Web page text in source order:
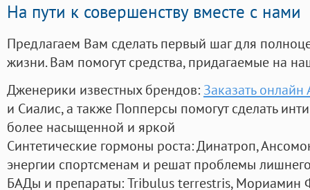
На пути к совершенству вместе с нами
Предлагаем Вам сделать первый шаг для
жизни. Вам помогут средства, придагаемые на
Дженерики известных брендов: Заказать
и Сиалис, а также Попперсы помогут сделать
более насыщенной и яркой
Синтетические гормоны роста: Динатроп,
энергии спортсменам и решат проблемы
БАДы и препараты:Tribulus terrestris, Мориамин